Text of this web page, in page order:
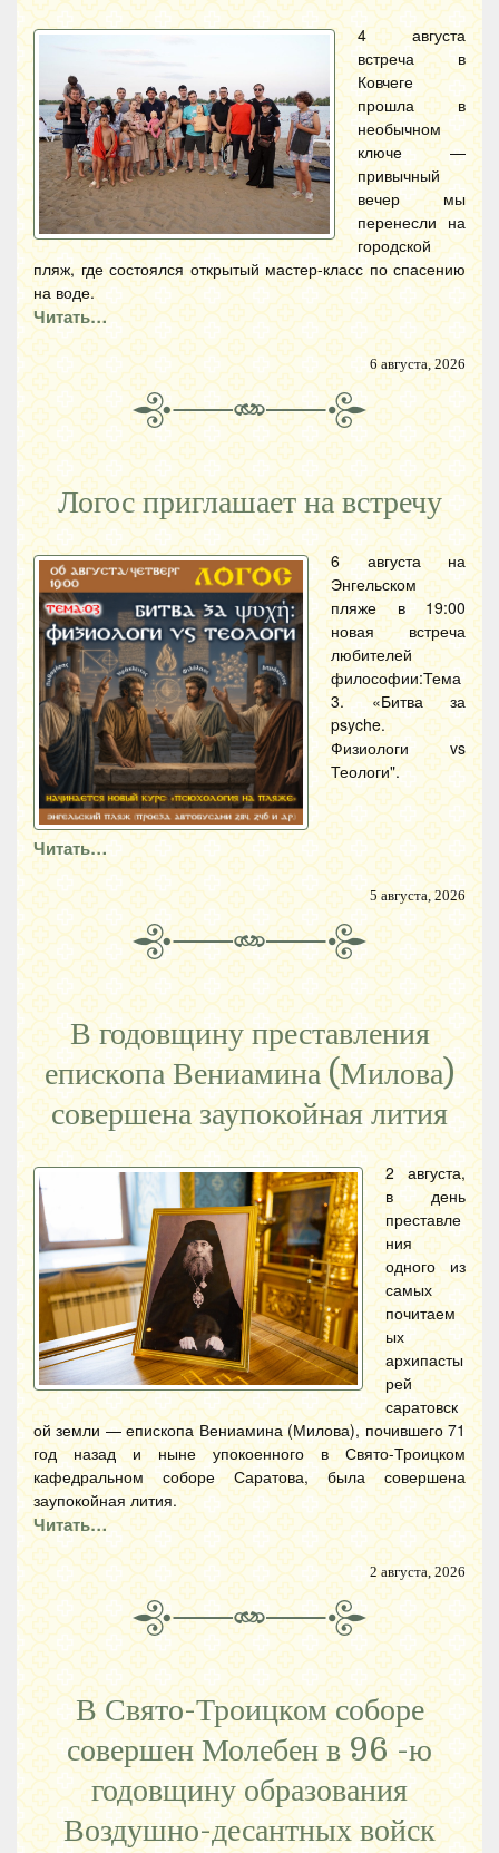
4 августа
встреча в
Ковчеге
прошла в
необычном
ключе —
привычный
вечер мы
перенесли на
городской
пляж, где состоялся открытый мастер-класс по спасению
на воде.
Читать…
6 августа, 2026
Логос приглашает на встречу
6 августа на
Энгельском
пляже в 19:00
новая встреча
любителей
философии:Тема
3. «Битва за
psyche.
Физиологи vs
Теологи".
Читать…
5 августа, 2026
В годовщину преставления
епископа Вениамина (Милова)
совершена заупокойная лития
2 августа,
в день
преставле
ния
одного из
самых
почитаем
ых
архипасты
рей
саратовск
ой земли — епископа Вениамина (Милова), почившего 71
год назад и ныне упокоенного в Свято-Троицком
кафедральном соборе Саратова, была совершена
заупокойная лития.
Читать…
2 августа, 2026
В Свято-Троицком соборе
совершен Молебен в 96 -ю
годовщину образования
Воздушно-десантных войск